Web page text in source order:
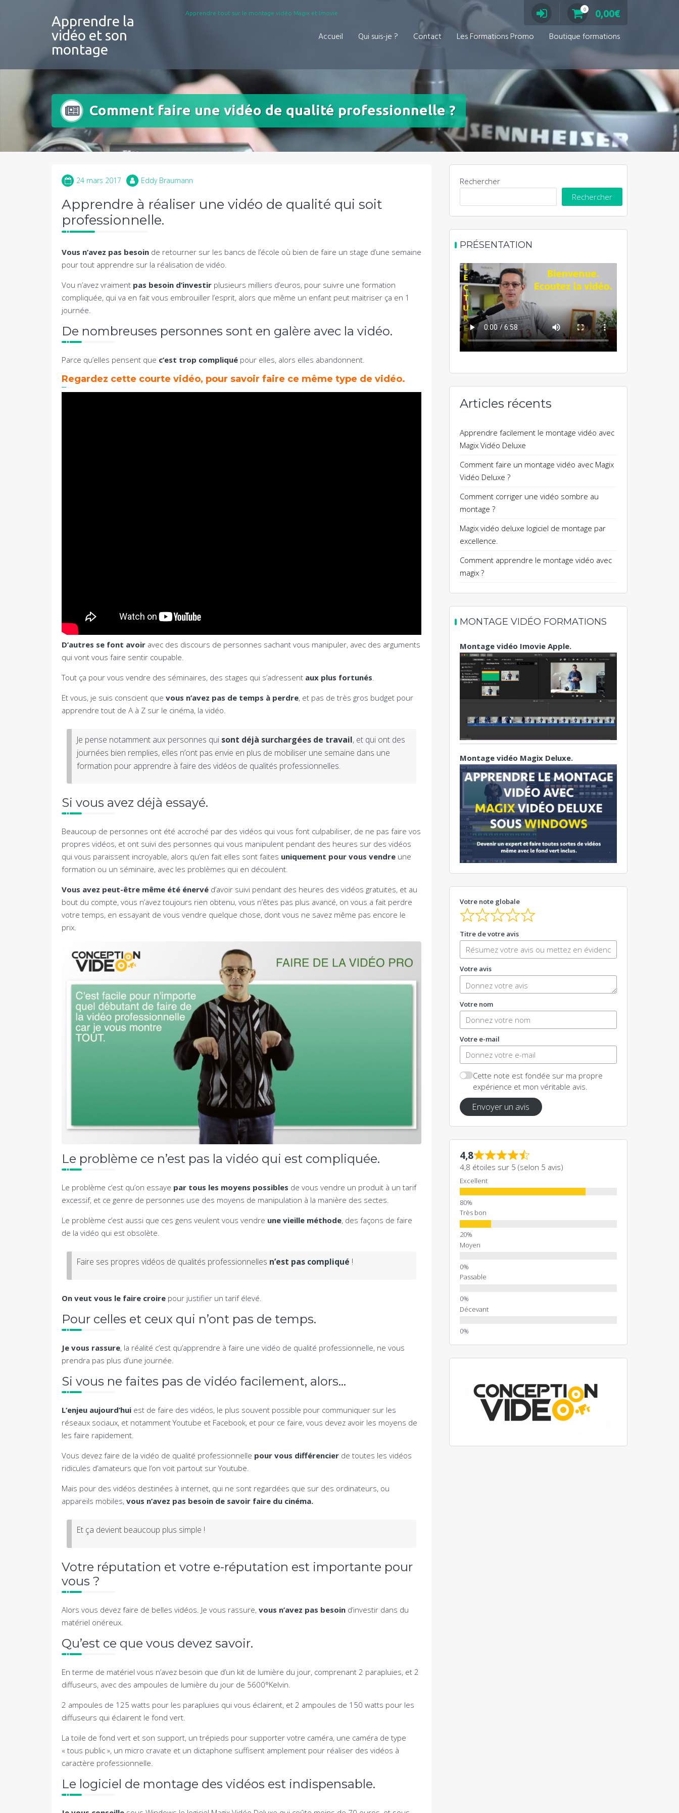
Apprendre la
vidéo et son
montage
Apprendre tout sur le montage vidéo Magix et Imovie.
0 0,00€
Accueil Qui suis-je ? Contact Les Formations Promo Boutique formations
Comment faire une vidéo de qualité professionnelle ?
24 mars 2017 Eddy Braumann
Apprendre à réaliser une vidéo de qualité qui soit
professionnelle.
Vous n’avez pas besoin de retourner sur les bancs de l’école où bien de faire un stage d’une semaine
pour tout apprendre sur la réalisation de vidéo.
Vou n’avez vraiment pas besoin d’investir plusieurs milliers d’euros, pour suivre une formation
compliquée, qui va en fait vous embrouiller l’esprit, alors que même un enfant peut maitriser ça en 1
journée.
De nombreuses personnes sont en galère avec la vidéo.
Parce qu’elles pensent que c’est trop compliqué pour elles, alors elles abandonnent.
Regardez cette courte vidéo, pour savoir faire ce même type de vidéo.
D’autres se font avoir avec des discours de personnes sachant vous manipuler, avec des arguments
qui vont vous faire sentir coupable.
Tout ça pour vous vendre des séminaires, des stages qui s’adressent aux plus fortunés.
Et vous, je suis conscient que vous n’avez pas de temps à perdre, et pas de très gros budget pour
apprendre tout de A à Z sur le cinéma, la vidéo.
Je pense notamment aux personnes qui sont déjà surchargées de travail, et qui ont des
journées bien remplies, elles n’ont pas envie en plus de mobiliser une semaine dans une
formation pour apprendre à faire des vidéos de qualités professionnelles.
Si vous avez déjà essayé.
Beaucoup de personnes ont été accroché par des vidéos qui vous font culpabiliser, de ne pas faire vos
propres vidéos, et ont suivi des personnes qui vous manipulent pendant des heures sur des vidéos
qui vous paraissent incroyable, alors qu’en fait elles sont faites uniquement pour vous vendre une
formation ou un séminaire, avec les problèmes qui en découlent.
Vous avez peut-être même été énervé d’avoir suivi pendant des heures des vidéos gratuites, et au
bout du compte, vous n’avez toujours rien obtenu, vous n’êtes pas plus avancé, on vous a fait perdre
votre temps, en essayant de vous vendre quelque chose, dont vous ne savez même pas encore le
prix.
Le problème ce n’est pas la vidéo qui est compliquée.
Le problème c’est qu’on essaye par tous les moyens possibles de vous vendre un produit à un tarif
excessif, et ce genre de personnes use des moyens de manipulation à la manière des sectes.
Le problème c’est aussi que ces gens veulent vous vendre une vieille méthode, des façons de faire
de la vidéo qui est obsolète.
Faire ses propres vidéos de qualités professionnelles n’est pas compliqué !
On veut vous le faire croire pour justifier un tarif élevé.
Pour celles et ceux qui n’ont pas de temps.
Je vous rassure, la réalité c’est qu’apprendre à faire une vidéo de qualité professionnelle, ne vous
prendra pas plus d’une journée.
Si vous ne faites pas de vidéo facilement, alors…
L’enjeu aujourd’hui est de faire des vidéos, le plus souvent possible pour communiquer sur les
réseaux sociaux, et notamment Youtube et Facebook, et pour ce faire, vous devez avoir les moyens de
les faire rapidement.
Vous devez faire de la vidéo de qualité professionnelle pour vous différencier de toutes les vidéos
ridicules d’amateurs que l’on voit partout sur Youtube.
Mais pour des vidéos destinées à internet, qui ne sont regardées que sur des ordinateurs, ou
appareils mobiles, vous n’avez pas besoin de savoir faire du cinéma.
Et ça devient beaucoup plus simple !
Votre réputation et votre e-réputation est importante pour
vous ?
Alors vous devez faire de belles vidéos. Je vous rassure, vous n’avez pas besoin d’investir dans du
matériel onéreux.
Qu’est ce que vous devez savoir.
En terme de matériel vous n’avez besoin que d’un kit de lumière du jour, comprenant 2 parapluies, et 2
diffuseurs, avec des ampoules de lumière du jour de 5600°Kelvin.
2 ampoules de 125 watts pour les parapluies qui vous éclairent, et 2 ampoules de 150 watts pour les
diffuseurs qui éclairent le fond vert.
La toile de fond vert et son support, un trépieds pour supporter votre caméra, une caméra de type
« tous public », un micro cravate et un dictaphone suffisent amplement pour réaliser des vidéos à
caractère professionnelle.
Le logiciel de montage des vidéos est indispensable.
Rechercher
Rechercher
PRÉSENTATION
Articles récents
Apprendre facilement le montage vidéo avec
Magix Vidéo Deluxe
Comment faire un montage vidéo avec Magix
Vidéo Deluxe ?
Comment corriger une vidéo sombre au
montage ?
Magix vidéo deluxe logiciel de montage par
excellence.
Comment apprendre le montage vidéo avec
magix ?
MONTAGE VIDÉO FORMATIONS
Montage vidéo Imovie Apple.
Montage vidéo Magix Deluxe.
Votre note globale
Titre de votre avis
Votre avis
Votre nom
Votre e-mail
Cette note est fondée sur ma propre
expérience et mon véritable avis.
Envoyer un avis
4,8
4,8 étoiles sur 5 (selon 5 avis)
Excellent
Très bon
Moyen
Passable
Décevant